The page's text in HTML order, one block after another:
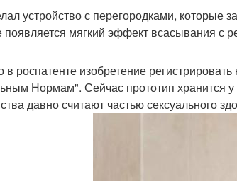
устройство с перегородками, которые
появляется мягкий эффект всасывания с
в роспатенте изобретение
Нормам". Сейчас прототип хранится у
давно считают частью сексуального